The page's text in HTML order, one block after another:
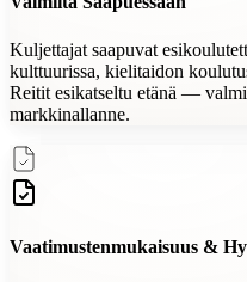
Kuljettajat saapuvat
kulttuurissa, kielitaidon
Reitit esikatseltu etänä —
markkinallanne.
Vaatimustenmukaisuus &